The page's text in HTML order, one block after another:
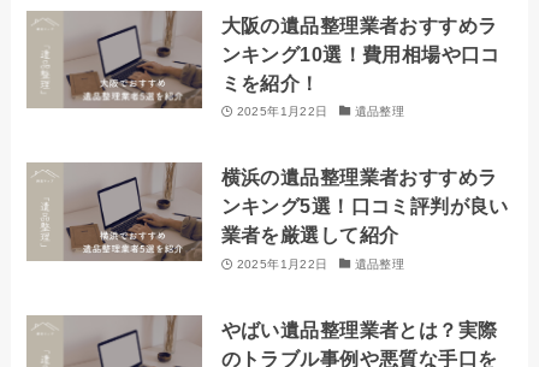
大阪の遺品整理業者おすすめラ
ンキング10選！費用相場や口コ
ミを紹介！
2025年1月22日 遺品整理
横浜の遺品整理業者おすすめラ
ンキング5選！口コミ評判が良い
業者を厳選して紹介
2025年1月22日 遺品整理
やばい遺品整理業者とは？実際
のトラブル事例や悪質な手口を